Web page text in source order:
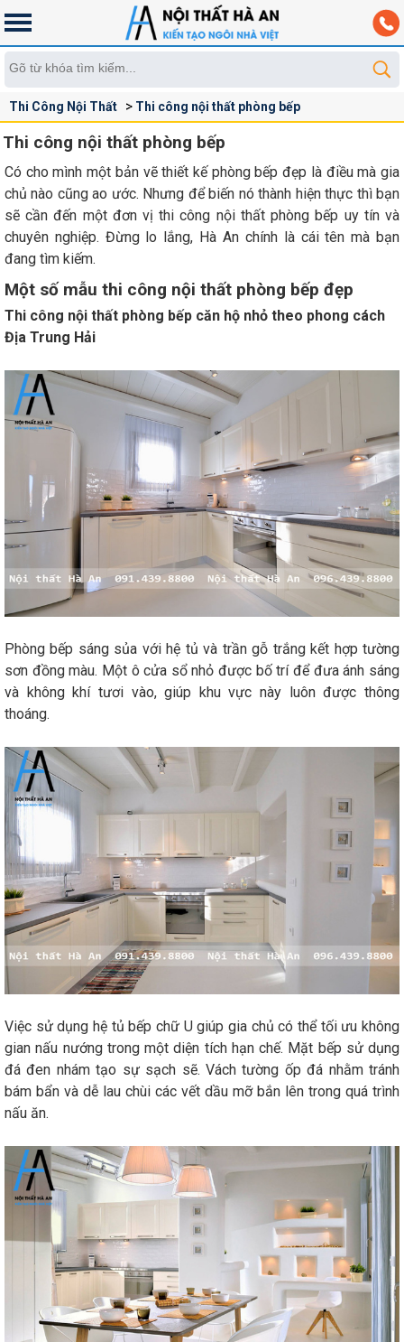
Thi Công Nội Thất Thi công nội thất phòng bếp
Thi công nội thất phòng bếp
Có cho mình một bản vẽ thiết kế phòng bếp đẹp là điều mà gia
chủ nào cũng ao ước. Nhưng để biến nó thành hiện thực thì bạn
sẽ cần đến một đơn vị thi công nội thất phòng bếp uy tín và
chuyên nghiệp. Đừng lo lắng, Hà An chính là cái tên mà bạn
đang tìm kiếm.
Một số mẫu thi công nội thất phòng bếp đẹp
Thi công nội thất phòng bếp căn hộ nhỏ theo phong cách
Địa Trung Hải
Phòng bếp sáng sủa với hệ tủ và trần gỗ trắng kết hợp tường
sơn đồng màu. Một ô cửa sổ nhỏ được bố trí để đưa ánh sáng
và không khí tươi vào, giúp khu vực này luôn được thông
thoáng.
Việc sử dụng hệ tủ bếp chữ U giúp gia chủ có thể tối ưu không
gian nấu nướng trong một diện tích hạn chế. Mặt bếp sử dụng
đá đen nhám tạo sự sạch sẽ. Vách tường ốp đá nhằm tránh
bám bẩn và dễ lau chùi các vết dầu mỡ bắn lên trong quá trình
nấu ăn.